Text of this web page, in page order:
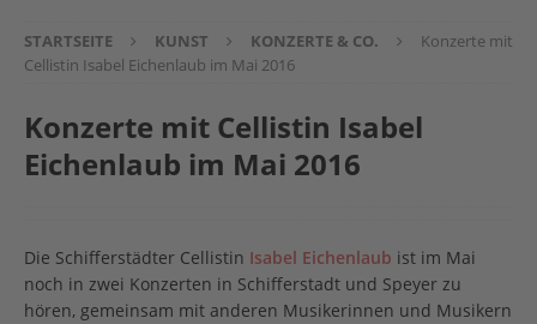
STARTSEITE KUNST KONZERTE & CO.
Konzerte mit
Cellistin Isabel Eichenlaub im Mai 2016
Konzerte mit Cellistin Isabel
Eichenlaub im Mai 2016
Die Schifferstädter Cellistin Isabel Eichenlaub ist im Mai
noch in zwei Konzerten in Schifferstadt und Speyer zu
hören, gemeinsam mit anderen Musikerinnen und Musikern